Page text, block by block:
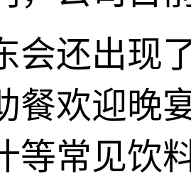
会还出现
餐欢迎晚
等常见饮